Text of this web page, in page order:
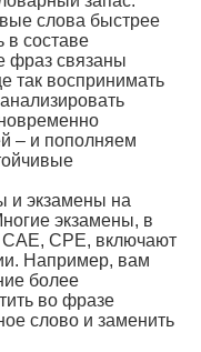
слова быстрее
в составе
фраз связаны
так воспринимать
– и пополняем
и экзамены на
экзамены, в
CPE, включают
Например, вам
более
во фразе
слово и заменить